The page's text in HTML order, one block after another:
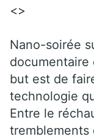
<>
Nano-soirée
documentaire
but est de
technologie
Entre le
tremblements